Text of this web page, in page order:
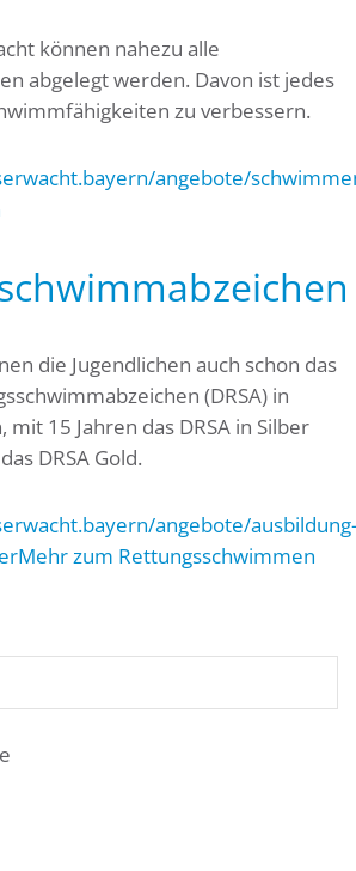
können nahezu alle
abgelegt werden. Davon ist jedes
zu verbessern.
angebote/
die Jugendlichen auch schon das
(DRSA) in
15 Jahren das DRSA in Silber
DRSA Gold.
angebote/ausbildung-
zum Rettungsschwimmen